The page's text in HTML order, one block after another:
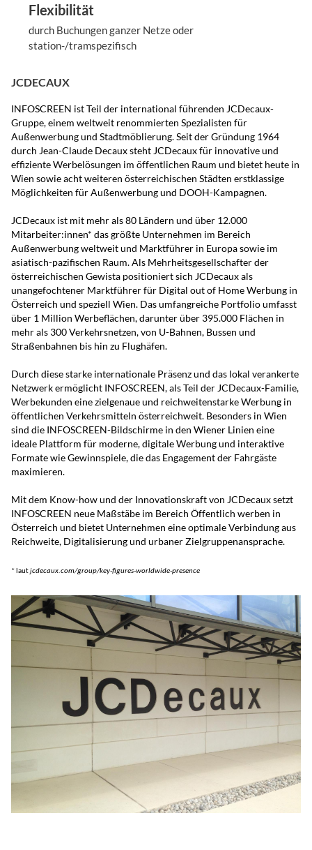
Flexibilität
durch Buchungen ganzer Netze oder
station-/tramspezifisch
JCDECAUX
INFOSCREEN ist Teil der international führenden JCDecaux-
Gruppe, einem weltweit renommierten Spezialisten für
Außenwerbung und Stadtmöblierung. Seit der Gründung 1964
durch Jean-Claude Decaux steht JCDecaux für innovative und
effiziente Werbelösungen im öffentlichen Raum und bietet heute in
Wien sowie acht weiteren österreichischen Städten erstklassige
Möglichkeiten für Außenwerbung und DOOH-Kampagnen.
JCDecaux ist mit mehr als 80 Ländern und über 12.000
Mitarbeiter:innen* das größte Unternehmen im Bereich
Außenwerbung weltweit und Marktführer in Europa sowie im
asiatisch-pazifischen Raum. Als Mehrheitsgesellschafter der
österreichischen Gewista positioniert sich JCDecaux als
unangefochtener Marktführer für Digital out of Home Werbung in
Österreich und speziell Wien. Das umfangreiche Portfolio umfasst
über 1 Million Werbeflächen, darunter über 395.000 Flächen in
mehr als 300 Verkehrsnetzen, von U-Bahnen, Bussen und
Straßenbahnen bis hin zu Flughäfen.
Durch diese starke internationale Präsenz und das lokal verankerte
Netzwerk ermöglicht INFOSCREEN, als Teil der JCDecaux-Familie,
Werbekunden eine zielgenaue und reichweitenstarke Werbung in
öffentlichen Verkehrsmitteln österreichweit. Besonders in Wien
sind die INFOSCREEN-Bildschirme in den Wiener Linien eine
ideale Plattform für moderne, digitale Werbung und interaktive
Formate wie Gewinnspiele, die das Engagement der Fahrgäste
maximieren.
Mit dem Know-how und der Innovationskraft von JCDecaux setzt
INFOSCREEN neue Maßstäbe im Bereich Öffentlich werben in
Österreich und bietet Unternehmen eine optimale Verbindung aus
Reichweite, Digitalisierung und urbaner Zielgruppenansprache.
* lautjcdecaux.com/group/key-figures-worldwide-presence